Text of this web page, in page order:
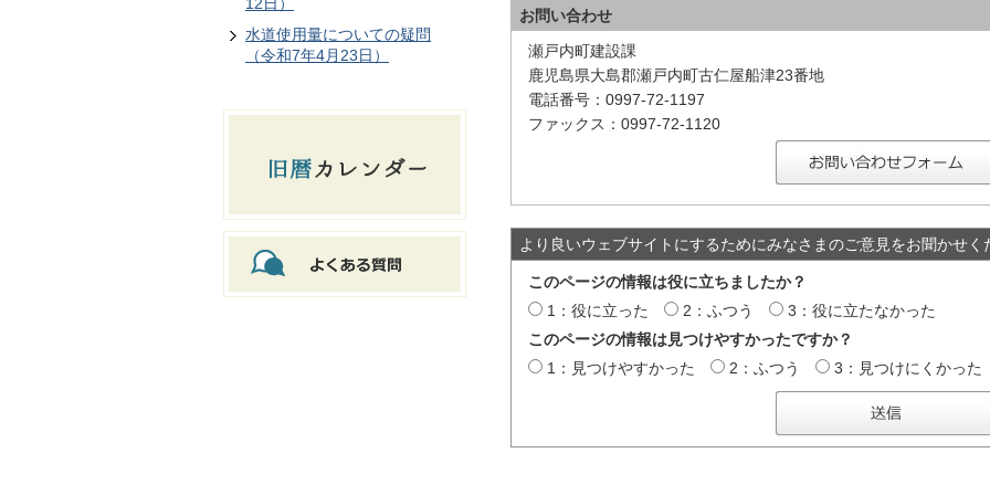
水道使用量についての疑問
（令和7年4月23日）
お問い合わせ
瀬戸内町建設課
鹿児島県大島郡瀬戸内町古仁屋船津23番地
電話番号：0997-72-1197
ファックス：0997-72-1120
より良いウェブサイトにするためにみなさまのご意見をお聞かせく
このページの情報は役に立ちましたか？
1：役に立った
2：ふつう
3：役に立たなかった
このページの情報は見つけやすかったですか？
1：見つけやすかった
2：ふつう 3：見つけにくかった